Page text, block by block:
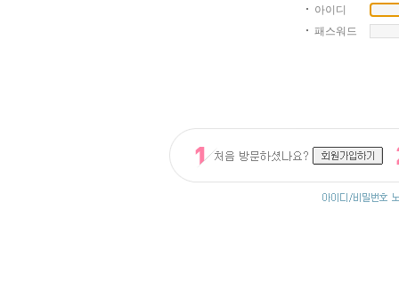
아이디
패스워드